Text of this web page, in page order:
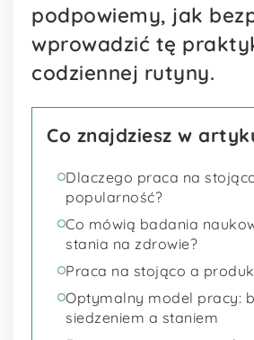
podpowiemy, jak
wprowadzić tę
codziennej rutyny.
Co znajdziesz w
Dlaczego praca na
popularność?
Co mówią badania
stania na zdrowie?
Praca na stojąco a
Optymalny model pracy:
siedzeniem a staniem